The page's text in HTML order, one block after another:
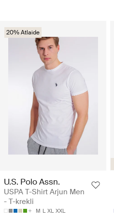
20% Atlaide
U.S. Polo Assn.
USPA T-Shirt Arjun Men
- T-krekli
M L XL XXL